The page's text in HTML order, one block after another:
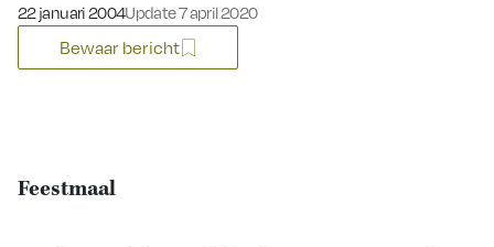
Gepubliceerd op:
22 januari 2004Update 7 april 2020
Bewaar bericht
Feestmaal